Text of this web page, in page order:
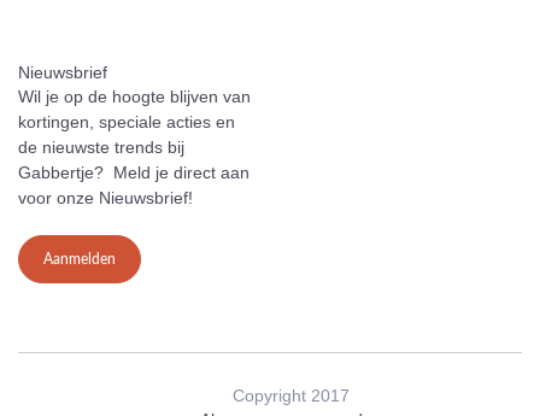
Nieuwsbrief
Wil je op de hoogte blijven van
kortingen, speciale acties en
de nieuwste trends bij
Gabbertje? Meld je direct aan
voor onze Nieuwsbrief!
Aanmelden
Copyright 2017